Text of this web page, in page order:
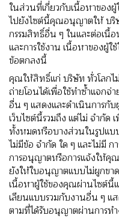
ในส่วนที่เกี่ยวกับเนื้อหาของผู้
ไปยังไซต์นี้คุณอนุญาตให้ บ
กรรมสิทธิ์อื่น ๆ ในและต่อเนื้อ
และการใช้งาน เนื้อหาของผู้
ข้อตกลงนี้
คุณให้สิทธิ์แก่ บริษัท ทั่วโลกไ
ถ่ายโอนได้เพื่อใช้ทําซ้ําแจกจ่
อื่น ๆ แสดงและดําเนินการกั
เว็บไซต์นี้รวมถึง แต่ไม่ จํากัด
ทั้งหมดหรือบางส่วนในรูปแบ
ไม่มีข้อ จํากัด ใด ๆ และไม่มี ก
การอนุญาตหรือการแจ้งให้
ยังให้ใบอนุญาตแบบไม่ผูกขาด
เนื้อหาผู้ใช้ของคุณผ่านไซต์นี้
เลียนแบบรวมกับงานอื่น ๆ แ
ตามที่ได้รับอนุญาตผ่านการทํ